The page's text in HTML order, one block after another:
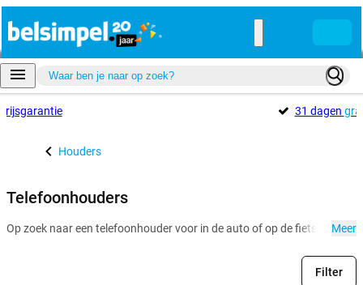
31 dagen
Houders
Telefoonhouders
Op zoek naar een telefoonhouder voor in de auto of op de fiets? Meer
Filter